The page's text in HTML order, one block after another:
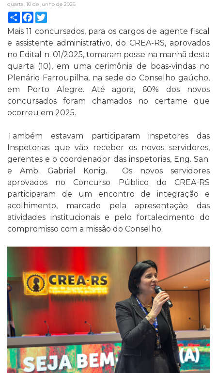
quarta, 10 de junho de 2026
Compartilhar
Facebook
Mais 11 concursados, para os cargos de agente fiscal
e assistente administrativo, do CREA-RS, aprovados
no Edital n. 01/2025, tomaram posse na manhã desta
quarta (10), em uma cerimônia de boas-vindas no
Plenário Farroupilha, na sede do Conselho gaúcho,
em Porto Alegre. Até agora, 60% dos novos
concursados foram chamados no certame que
ocorreu em 2025.
Também estavam participaram inspetores das
Inspetorias que vão receber os novos servidores,
gerentes e o coordenador das inspetorias, Eng. San.
e Amb. Gabriel Konig. Os novos servidores
aprovados no Concurso Público do CREA-RS
participaram de um encontro de integração e
acolhimento, marcado pela apresentação das
atividades institucionais e pelo fortalecimento do
compromisso com a missão do Conselho.